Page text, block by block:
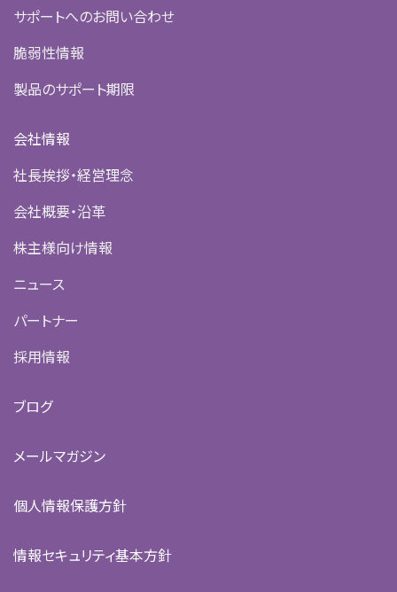
サポートへのお問い合わせ
脆弱性情報
製品のサポート期限
会社情報
社長挨拶・経営理念
会社概要・沿革
株主様向け情報
ニュース
パートナー
採用情報
ブログ
メールマガジン
個人情報保護方針
情報セキュリティ基本方針